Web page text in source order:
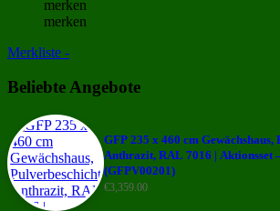
merken
merken
Merkliste -
Beliebte Angebote
GFP 235 x 460 cm Gewächshaus,
Anthrazit, RAL 7016 | Aktionsset
(GFPV00201)
€3,359.00